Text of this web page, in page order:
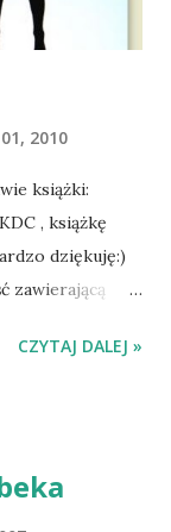
100%.
2010
książki:
, książkę
dziękuję:)
zawierającą
Zapraszam
CZYTAJ DALEJ »